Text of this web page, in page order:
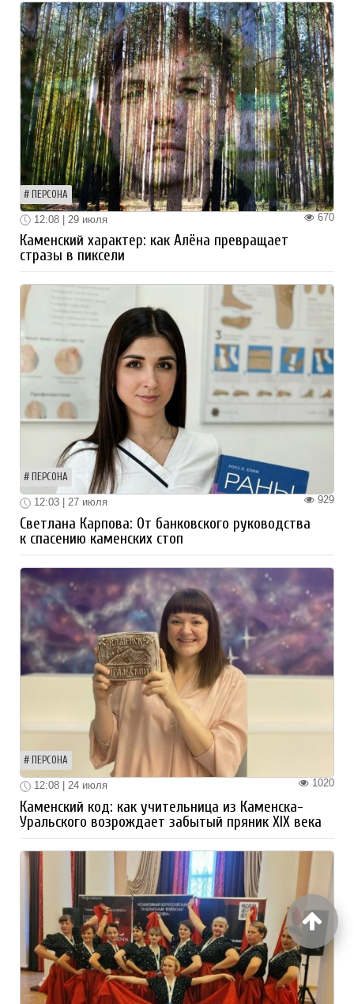
ПЕРСОНА
670
12:08 | 29 июля
Каменский характер: как Алёна превращает
стразы в пиксели
ПЕРСОНА
929
12:03 | 27 июля
Светлана Карпова: От банковского руководства
к спасению каменских стоп
ПЕРСОНА
1020
12:08 | 24 июля
Каменский код: как учительница из Каменска-
Уральского возрождает забытый пряник XIX века